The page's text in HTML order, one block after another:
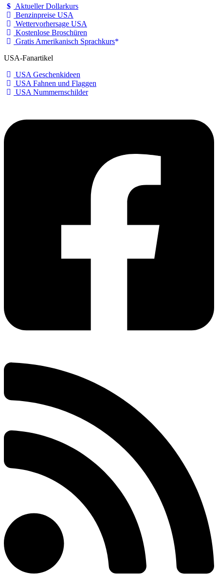
Aktueller Dollarkurs
Benzinpreise USA
Wettervorhersage USA
Kostenlose Broschüren
Gratis Amerikanisch Sprachkurs
USA-Fanartikel
USA Geschenkideen
USA Fahnen und Flaggen
USA Nummernschilder